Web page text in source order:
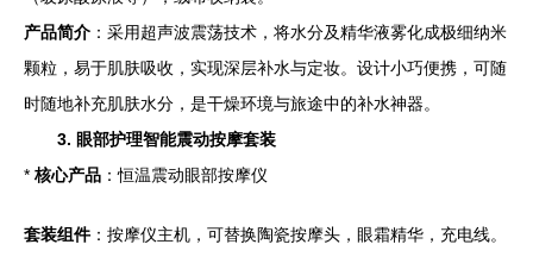
产品简介 ：采用超声波震荡技术，将水分及精华液雾化成极细纳米
颗粒，易于肌肤吸收，实现深层补水与定妆。设计小巧便携，可随
时随地补充肌肤水分，是干燥环境与旅途中的补水神器。
3. 眼部护理智能震动按摩套装
* 核心产品 ：恒温震动眼部按摩仪
套装组件：按摩仪主机，可替换陶瓷按摩头，眼霜精华，充电线。